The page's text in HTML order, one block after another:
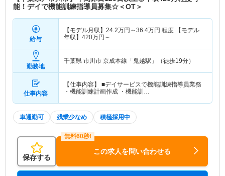
能！デイで機能訓練指導員募集☆＜OT＞
給与
【モデル月収】 24.2万円～36.4万円 程度 【モデル
年収】 420万円～
勤務地
千葉県 市川市 京成本線「鬼越駅」（徒歩19分）
仕事内容
【仕事内容】 ■デイサービスで機能訓練指導員業務
・機能訓練計画作成 ・機能訓…
車通勤可 残業少なめ 積極採用中
保存する
この求人を問い合わせる